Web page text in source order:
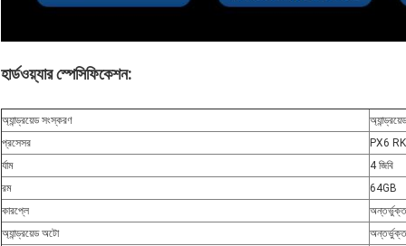
হার্ডওয়্যার স্পেসিফিকেশন:
অ্যান্ড্রয়েড সংস্করণ
প্রসেসর
PX6
র্যাম
4 জিবি
রম
64GB
কারপ্লে
অন্তর্ভুক্ত
অ্যান্ড্রয়েড অটো
অন্তর্ভুক্ত